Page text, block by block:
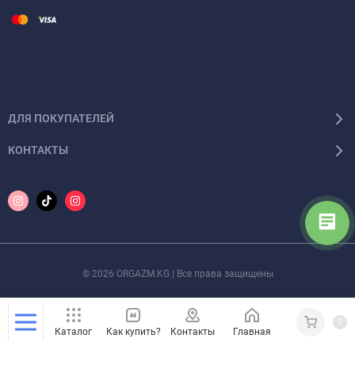
ДЛЯ ПОКУПАТЕЛЕЙ
КОНТАКТЫ
© 2026 ORGAZM.KG | Все права защищены
Каталог Как купить? Контакты Главная Кабинет
0